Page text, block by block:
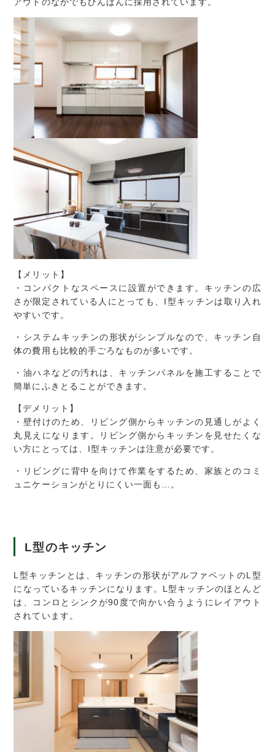
【メリット】
・コンパクトなスペースに設置ができます。キッチンの広
さが限定されている人にとっても、I型キッチンは取り入れ
やすいです。
・システムキッチンの形状がシンプルなので、キッチン自
体の費用も比較的手ごろなものが多いです。
・油ハネなどの汚れは、キッチンパネルを施工することで
簡単にふきとることができます。
【デメリット】
・壁付けのため、リビング側からキッチンの見通しがよく
丸見えになります。リビング側からキッチンを見せたくな
い方にとっては、I型キッチンは注意が必要です。
・リビングに背中を向けて作業をするため、家族とのコミ
ュニケーションがとりにくい一面も…。
L型のキッチン
L型キッチンとは、キッチンの形状がアルファベットのL型
になっているキッチンになります。L型キッチンのほとんど
は、コンロとシンクが90度で向かい合うようにレイアウト
されています。